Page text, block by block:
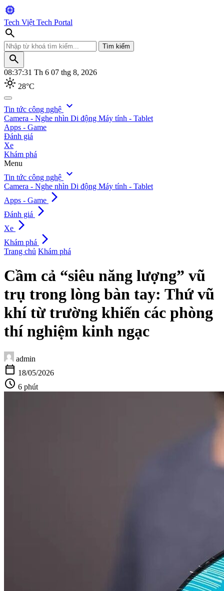
memory
Tech Việt Tech Portal
search
Tìm kiếm
search
08:37:32 Th 6 07 thg 8, 2026
light_mode 28°C
search
Tìm kiếm
Tin tức công nghệ expand_more
Camera - Nghe nhìn Di động Máy tính - Tablet
Apps - Game
Đánh giá
Xe
Khám phá
Menu
Tin tức công nghệ expand_more
Camera - Nghe nhìn Di động Máy tính - Tablet
Apps - Game arrow_forward_ios
Đánh giá arrow_forward_ios
Xe arrow_forward_ios
Khám phá arrow_forward_ios
Trang chủ Khám phá
Cầm cả “siêu năng lượng” vũ
trụ trong lòng bàn tay: Thứ vũ
khí từ trường khiến các phòng
thí nghiệm kinh ngạc
admin
calendar_today 18/05/2026
schedule 6 phút